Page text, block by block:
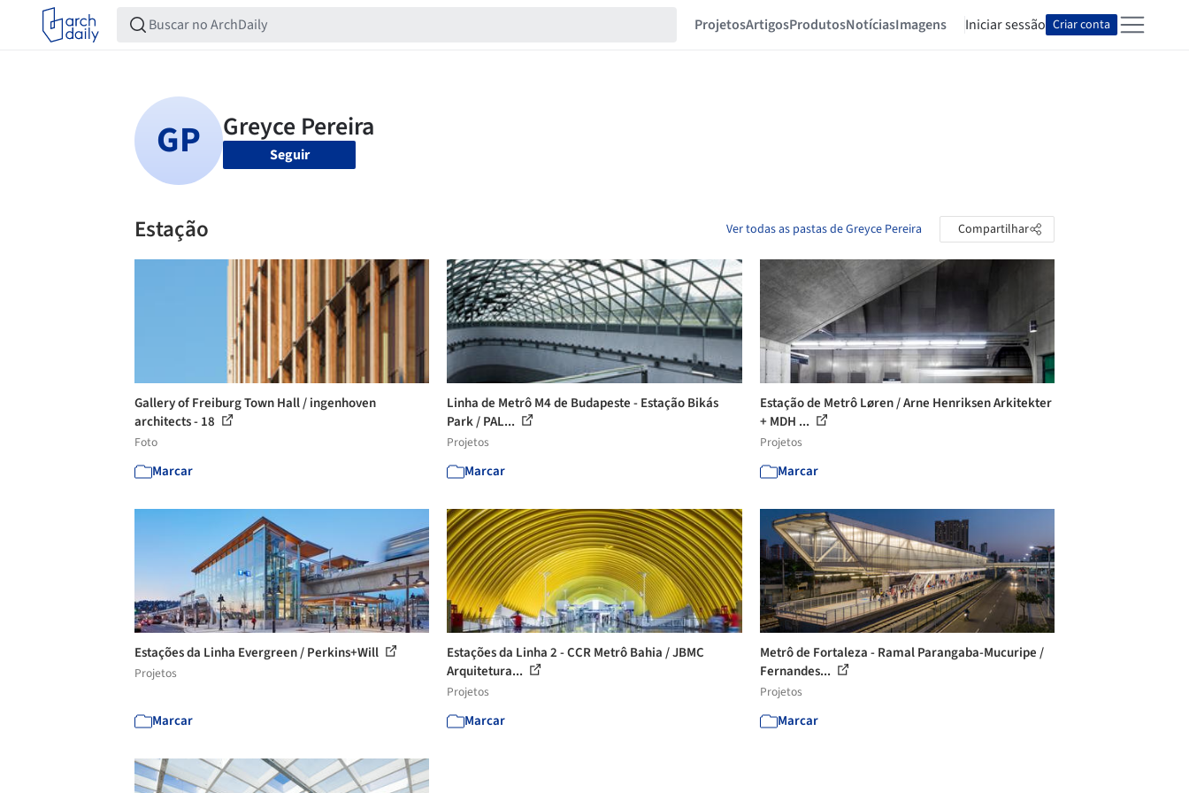
ProjetosArtigosProdutosNotíciasImagens Iniciar sessão Criar conta
Seguir
Estação Ver todas as pastas de Greyce Pereira Compartilhar
Gallery of Freiburg Town Hall / ingenhoven
architects - 18
Foto
Marcar
Linha de Metrô M4 de Budapeste - Estação Bikás
Park / PAL...
Projetos
Marcar
Estação de Metrô Løren / Arne Henriksen Arkitekter
+ MDH ...
Projetos
Marcar
Estações da Linha Evergreen / Perkins+Will
Projetos
Marcar
Estações da Linha 2 - CCR Metrô Bahia / JBMC
Arquitetura...
Projetos
Marcar
Metrô de Fortaleza - Ramal Parangaba-Mucuripe /
Fernandes...
Projetos
Marcar